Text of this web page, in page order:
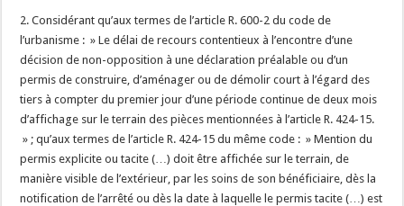
2. Considérant qu’aux termes de l’article R. 600-2 du code de
l’urbanisme : » Le délai de recours contentieux à l’encontre d’une
décision de non-opposition à une déclaration préalable ou d’un
permis de construire, d’aménager ou de démolir court à l’égard des
tiers à compter du premier jour d’une période continue de deux mois
d’affichage sur le terrain des pièces mentionnées à l’article R. 424-15.
» ; qu’aux termes de l’article R. 424-15 du même code : » Mention du
permis explicite ou tacite (…) doit être affichée sur le terrain, de
manière visible de l’extérieur, par les soins de son bénéficiaire, dès la
notification de l’arrêté ou dès la date à laquelle le permis tacite (…) est